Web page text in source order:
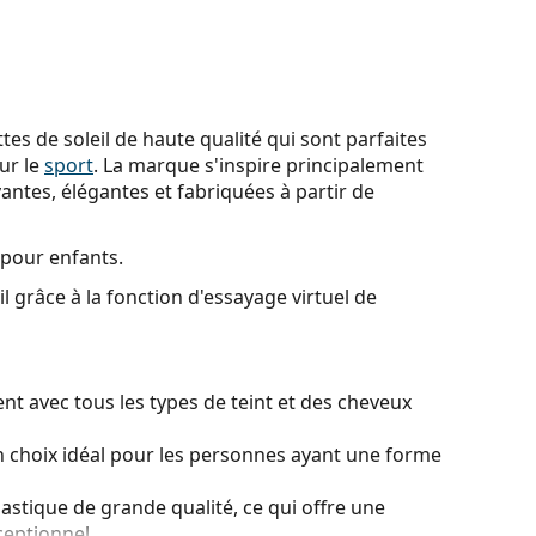
de soleil de haute qualité qui sont parfaites
lesport. La marque s'inspire principalement
élégantes et fabriquées à partir de
enfants.
grâce à la fonction d'essayage virtuel de
avec tous les types de teint et des cheveux
choix idéal pour les personnes ayant une forme
de grande qualité, ce qui offre une